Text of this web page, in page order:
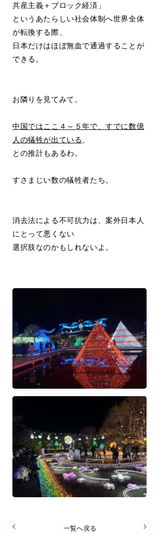
共産主義＋ブロック経済」
というあたらしい社会体制へ世界全体
が転換する際、
日本だけはほぼ無血で通過することが
できる。
お隣りを見てみて。
中国ではここ４～５年で、すでに数億
人の犠牲が出ている
との推計もあるわ。
すさまじい数の犠牲者たち。
消去法による不可抗力は、案外日本人
にとって悪くない
選択肢なのかもしれないよ。
一覧へ戻る